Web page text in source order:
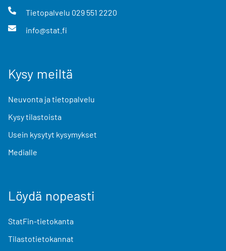
Tietopalvelu 029 551 2220
info@stat.fi
Kysy meiltä
Neuvonta ja tietopalvelu
Kysy tilastoista
Usein kysytyt kysymykset
Medialle
Löydä nopeasti
StatFin-tietokanta
Tilastotietokannat